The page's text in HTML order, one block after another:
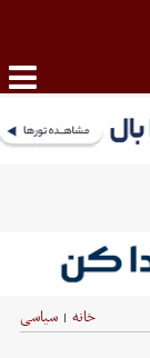
خانه | سیاسی